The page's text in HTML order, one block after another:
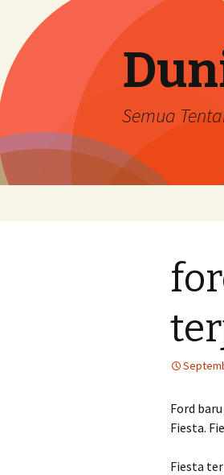
Semua
Ford
Fiesta.
Fiesta